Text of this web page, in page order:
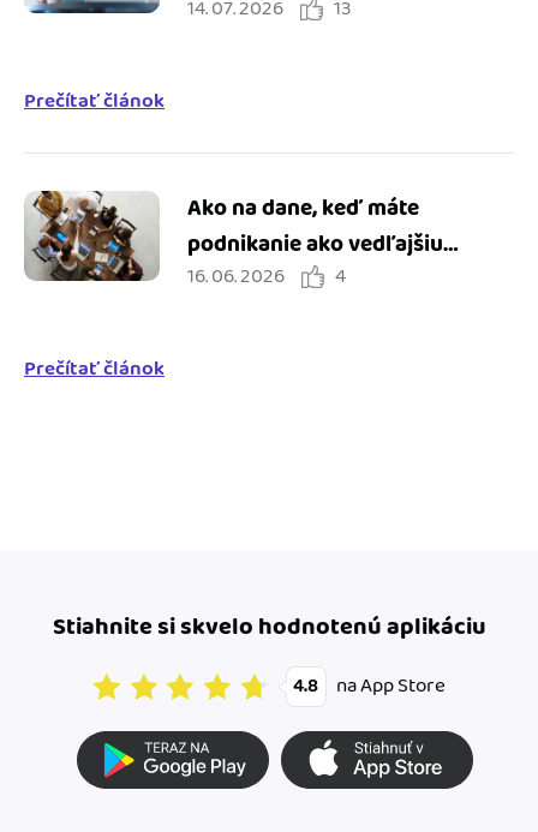
14. 07. 2026 13
Prečítať článok
Ako na dane, keď máte
podnikanie ako vedľajšiu
činnosť
16. 06. 2026 4
Prečítať článok
Stiahnite si skvelo hodnotenú aplikáciu
4.8 na App Store